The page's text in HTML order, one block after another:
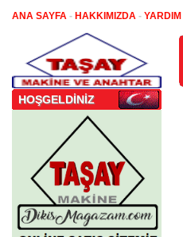
ANA SAYFA - HAKKIMIZDA - YARDIM
HOŞGELDİNİZ